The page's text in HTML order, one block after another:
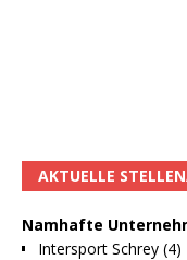
AKTUELLE
Namhafte
Intersport Schrey (4)